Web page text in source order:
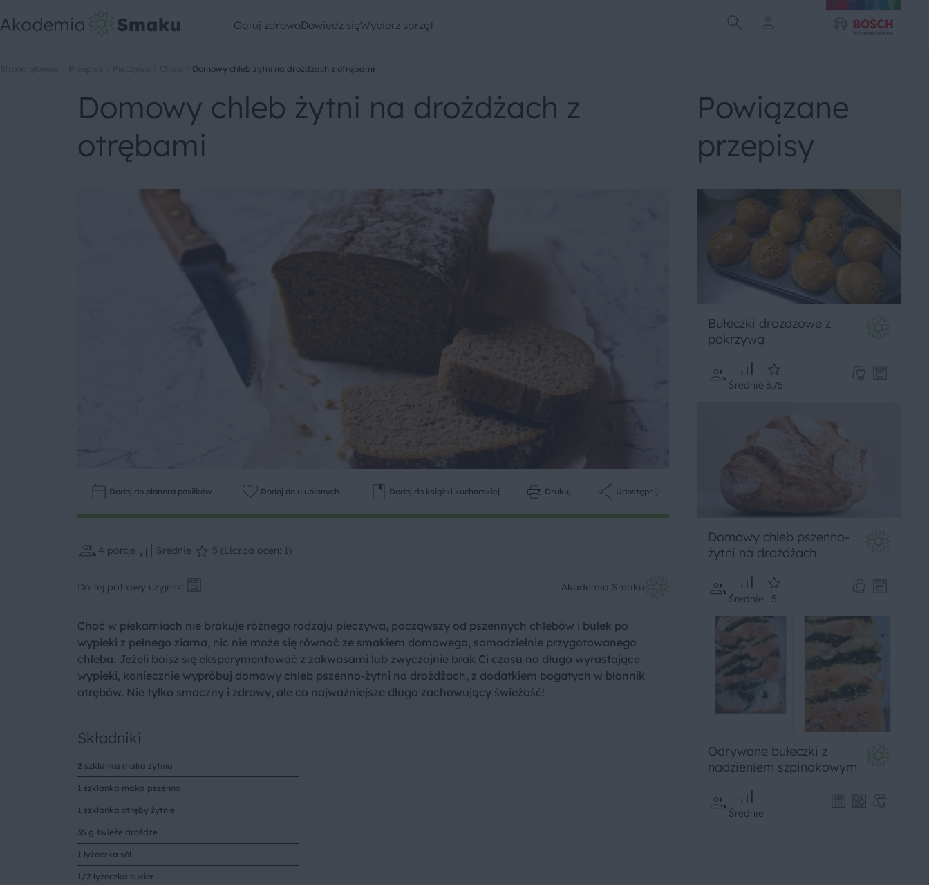
Gotuj zdrowoDowiedz sięWybierz sprzęt
Domowy chleb żytni na drożdżach z otrębami
Domowy chleb żytni na drożdżach z
otrębami
Dodaj do planera posiłków Dodaj do ulubionych Dodaj do książki kucharskiej Drukuj Udostępnij
4 porcje Średnie 5 (Liczba ocen: 1)
Do tej potrawy użyjesz: Akademia Smaku
Choć w piekarniach nie brakuje różnego rodzaju pieczywa, począwszy od pszennych chlebów i bułek po
wypieki z pełnego ziarna, nic nie może się równać ze smakiem domowego, samodzielnie przygotowanego
chleba. Jeżeli boisz się eksperymentować z zakwasami lub zwyczajnie brak Ci czasu na długo wyrastające
wypieki, koniecznie wypróbuj domowy chleb pszenno-żytni na drożdżach, z dodatkiem bogatych w błonnik
otrębów. Nie tylko smaczny i zdrowy, ale co najważniejsze długo zachowujący świeżość!
Składniki
2 szklanka maka żytnia
1 szklanka mąka pszenna
1 szklanka otręby żytnie
35 g świeże drożdże
1 łyżeczka sól
1/2 łyżeczka cukier
Powiązane
przepisy
Bułeczki drożdzowe z
pokrzywą
Średnie 3.75
Domowy chleb pszenno-
żytni na drożdżach
Średnie 5
Odrywane bułeczki z
nadzieniem szpinakowym
Średnie